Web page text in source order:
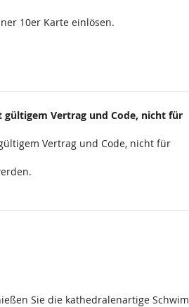
10er Karte einlösen.
Vertrag und Code, nicht für
Vertrag und Code, nicht für
Sie die kathedralenartige